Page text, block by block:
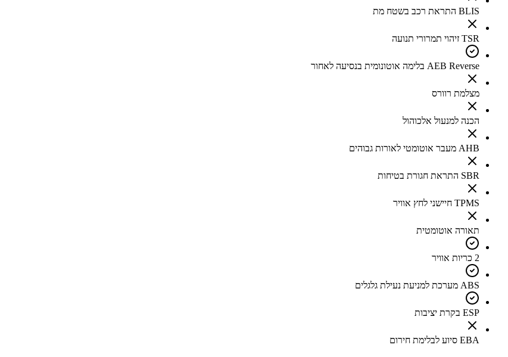
BLIS התראת רכב בשטח מת
TSR זיהוי תמרורי תנועה
AEB Reverse בלימה אוטונומית בנסיעה לאחור
מצלמת רוורס
הכנה למנעול אלכוהול
AHB מעבר אוטומטי לאורות גבוהים
SBR התראת חגורת בטיחות
TPMS חיישני לחץ אוויר
תאורה אוטומטית
2 כריות אוויר
ABS מערכת למניעת נעילת גלגלים
ESP בקרת יציבות
EBA סיוע לבלימת חירום